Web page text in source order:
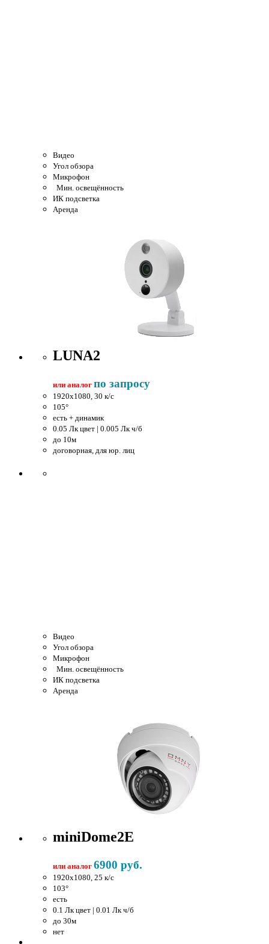
Видео
Угол обзора
Микрофон
Мин. освещённость
ИК подсветка
Аренда
LUNA2
или аналог по запросу
1920x1080, 30 к/c
105°
есть + динамик
0.05 Лк цвет | 0.005 Лк ч/б
до 10м
договорная, для юр. лиц
Видео
Угол обзора
Микрофон
Мин. освещённость
ИК подсветка
Аренда
miniDome2E
или аналог 6900 руб.
1920x1080, 25 к/c
103°
есть
0.1 Лк цвет | 0.01 Лк ч/б
до 30м
нет